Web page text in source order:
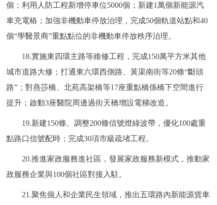
個；利用人防工程新增停車位5000個；新建1萬個新能源汽
車充電樁；加強非機動車停放治理，完成50個軌道站點和40
個“學醫景商”重點點位的非機動車停放秩序治理。
18.實施東四環主路等維修工程，完成150萬平方米其他
城市道路大修；打通東六環西側路、黃渠南街等20條“斷頭
路”；對燕莎橋、北苑高架橋等17座重點橋係橋下空間進行
提升；啟動3座醫院周邊過街天橋增設電梯改造。
19.新建150條、調整200條信號燈綠波帶，優化100處重
點路口信號配時；完成30項市級疏堵工程。
20.推進家政服務進社區，發展家政服務新模式，推動家
政服務企業與100個社區對接入駐。
21.聚焦個人和企業民生領域，推出五環路內新能源貨車